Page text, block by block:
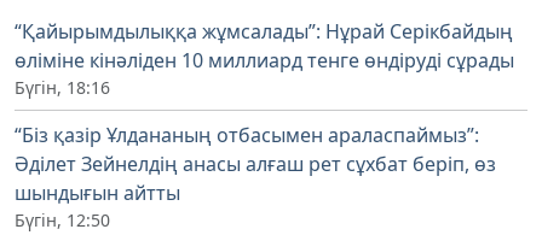
“Қайырымдылыққа жұмсалады”: Нұрай Серікбайдың
өліміне кінәліден 10 миллиард тенге өндіруді сұрады
Бүгін, 18:16
“Біз қазір Ұлдананың отбасымен араласпаймыз”:
Әділет Зейнелдің анасы алғаш рет сұхбат беріп, өз
шындығын айтты
Бүгін, 12:50